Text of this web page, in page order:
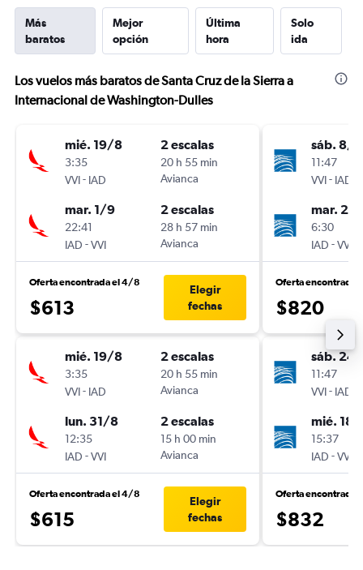
Más
baratos
Mejor
opción
Última
hora
Solo
ida
Los vuelos más baratos de Santa Cruz de la Sierra a
Internacional de Washington-Dulles
mié. 19/8
3:35
VVI- IAD
2 escalas
20 h 55 min
Avianca
mar. 1/9
22:41
IAD -VVI
2 escalas
28 h 57 min
Avianca
Oferta encontrada el 4/8
$613
Elegir
fechas
mié. 19/8
3:35
VVI- IAD
2 escalas
20 h 55 min
Avianca
lun. 31/8
12:35
IAD -VVI
2 escalas
15 h 00 min
Avianca
Oferta encontrada el 4/8
$615
Elegir
fechas
sáb. 8/8
11:47
VVI- IAD
mar. 2/2
6:30
IAD -VVI
Oferta encontrada
$820
sáb.
11:47
VVI- IAD
mié. 18/
15:37
IAD -VVI
Oferta encontrada
$832